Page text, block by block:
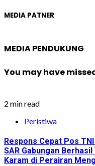
MEDIA PATNER
MEDIA PENDUKUNG
You may have
2 min read
Peristiwa
Respons Cepat Pos
SAR Gabungan
Karam di Perairan